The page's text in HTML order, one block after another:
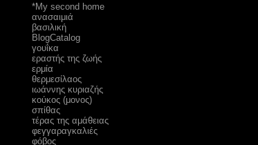
*My second home
ανασαιμιά
βασιλική
ΒlogCatalog
γουΐκα
εραστής της ζωής
ερμία
θερμεσίλαος
ιωάννης κυριαζής
κούκος (μονος)
σπίθας
τέρας της αμάθειας
φεγγαραγκαλιές
φόβος